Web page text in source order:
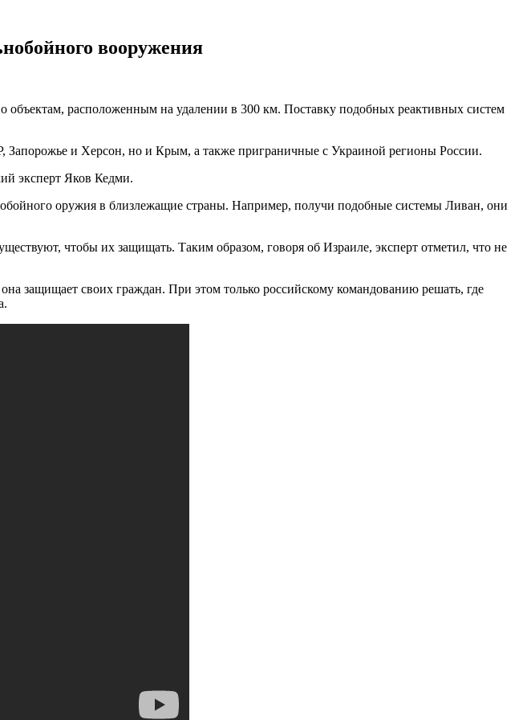
вооружения
расположенным на удалении в 300 км. Поставку подобных реактивных систем
и Херсон, но и Крым, а также приграничные с Украиной регионы России.
эксперт Яков Кедми.
оружия в близлежащие страны. Например, получи подобные системы Ливан, они
чтобы их защищать. Таким образом, говоря об Израиле, эксперт отметил, что не
защищает своих граждан. При этом только российскому командованию решать, где